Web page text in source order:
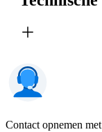
Contact opnemen